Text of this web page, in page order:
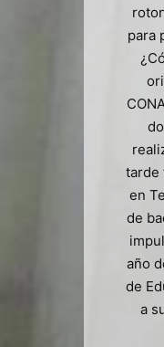
para
tarde
en
de
año
de
a